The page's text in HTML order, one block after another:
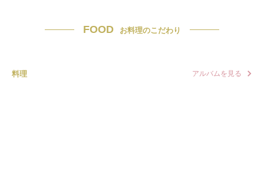
FOOD お料理のこだわり
料理 アルバムを見る